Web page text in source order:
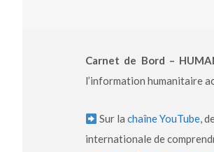
Carnet de Bord –
l’information humanitaire
Sur lachaîne YouTube,
internationale de